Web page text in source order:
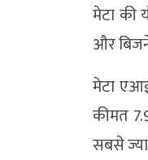
मेटा की
और
मेटा
कीमत
सबसे